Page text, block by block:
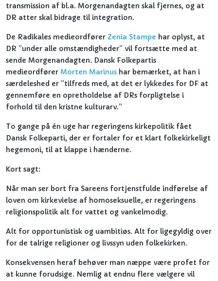
transmission af bl.a. Morgenandagten skal fjernes, og at
DR atter skal bidrage til integration.
De Radikales medieordfører Zenia Stampe har oplyst, at
DR ”under alle omstændigheder” vil fortsætte med at
sende Morgenandagten. Dansk Folkepartis
medieordfører Morten Marinus har bemærket, at han i
særdeleshed er ”tilfreds med, at det er lykkedes for DF at
gennemføre en opretholdelse af DRs forpligtelse i
forhold til den kristne kulturarv.”
To gange på én uge har regeringens kirkepolitik fået
Dansk Folkeparti, der er fortaler for et klart folkekirkeligt
hegemoni, til at klappe i hænderne.
Kort sagt:
Når man ser bort fra Sareens fortjenstfulde indførelse af
loven om kirkevielse af homoseksuelle, er regeringens
religionspolitik alt for vattet og vankelmodig.
Alt for opportunistisk og uambitiøs. Alt for ligegyldig over
for de talrige religioner og livssyn uden folkekirken.
Konsekvensen heraf behøver man næppe være profet for
at kunne forudsige. Nemlig at endnu flere vælgere vil